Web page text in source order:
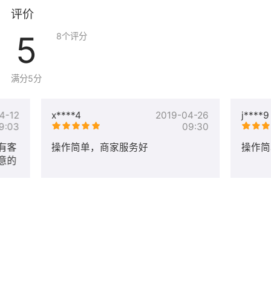
评价
5
满分5分
8个评分
x****4
2019-04-26
09:30
操作简单，商家服务好
j****9
操作
12
客
的